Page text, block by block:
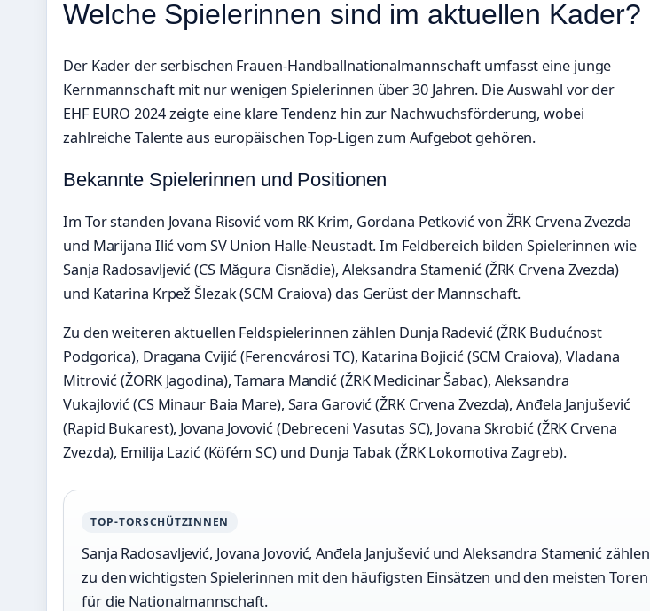
Welche Spielerinnen sind im aktuellen Kader?
Der Kader der serbischen Frauen-Handballnationalmannschaft umfasst eine junge
Kernmannschaft mit nur wenigen Spielerinnen über 30 Jahren. Die Auswahl vor der
EHF EURO 2024 zeigte eine klare Tendenz hin zur Nachwuchsförderung, wobei
zahlreiche Talente aus europäischen Top-Ligen zum Aufgebot gehören.
Bekannte Spielerinnen und Positionen
Im Tor standen Jovana Risović vom RK Krim, Gordana Petković von ŽRK Crvena Zvezda
und Marijana Ilić vom SV Union Halle-Neustadt. Im Feldbereich bilden Spielerinnen wie
Sanja Radosavljević (CS Măgura Cisnădie), Aleksandra Stamenić (ŽRK Crvena Zvezda)
und Katarina Krpež Šlezak (SCM Craiova) das Gerüst der Mannschaft.
Zu den weiteren aktuellen Feldspielerinnen zählen Dunja Radević (ŽRK Budućnost
Podgorica), Dragana Cvijić (Ferencvárosi TC), Katarina Bojicić (SCM Craiova), Vladana
Mitrović (ŽORK Jagodina), Tamara Mandić (ŽRK Medicinar Šabac), Aleksandra
Vukajlović (CS Minaur Baia Mare), Sara Garović (ŽRK Crvena Zvezda), Anđela Janjušević
(Rapid Bukarest), Jovana Jovović (Debreceni Vasutas SC), Jovana Skrobić (ŽRK Crvena
Zvezda), Emilija Lazić (Köfém SC) und Dunja Tabak (ŽRK Lokomotiva Zagreb).
TOP-TORSCHÜTZINNEN
Sanja Radosavljević, Jovana Jovović, Anđela Janjušević und Aleksandra Stamenić zählen
zu den wichtigsten Spielerinnen mit den häufigsten Einsätzen und den meisten Toren
für die Nationalmannschaft.